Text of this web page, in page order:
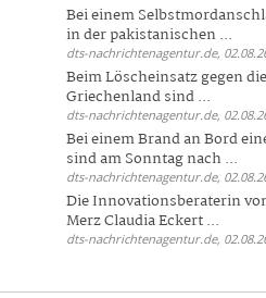
Bei einem
in der pakistanischen ...
dts-nachrichtenagentur.de,
Beim Löscheinsatz gegen
Griechenland sind ...
dts-nachrichtenagentur.de,
Bei einem Brand an Bord
sind am Sonntag nach ...
dts-nachrichtenagentur.de,
Die Innovationsberaterin
Merz Claudia Eckert ...
dts-nachrichtenagentur.de,